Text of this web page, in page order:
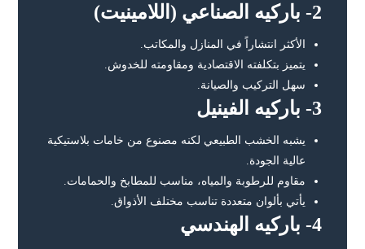
2- باركيه الصناعي (اللامينيت)
الأكثر انتشاراً في المنازل والمكاتب.
يتميز بتكلفته الاقتصادية ومقاومته للخدوش.
سهل التركيب والصيانة.
3- باركيه الفينيل
يشبه الخشب الطبيعي لكنه مصنوع من خامات بلاستيكية
عالية الجودة.
مقاوم للرطوبة والمياه، مناسب للمطابخ والحمامات.
يأتي بألوان متعددة تناسب مختلف الأذواق.
4- باركيه الهندسي